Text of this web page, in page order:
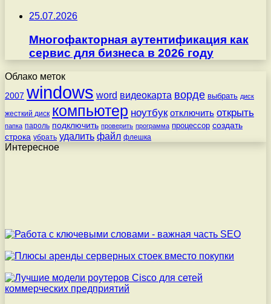
25.07.2026
Многофакторная аутентификация как
сервис для бизнеса в 2026 году
Облако меток
2007 windows word видеокарта ворде выбрать диск
жесткий диск компьютер ноутбук отключить открыть
папка пароль подключить проверить программа процессор создать
строка убрать удалить файл флешка
Интересное